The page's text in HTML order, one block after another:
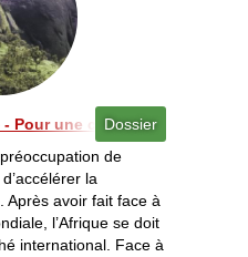
Dossier
Pour une croissance accélérée
de
la
Après avoir fait face à
l’Afrique se doit
international. Face à